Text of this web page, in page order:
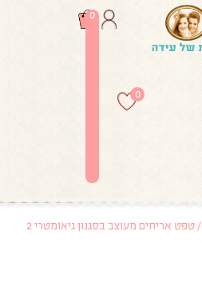
0
0
/ טפט אריחים מעוצב בסגנון גיאומטרי 2